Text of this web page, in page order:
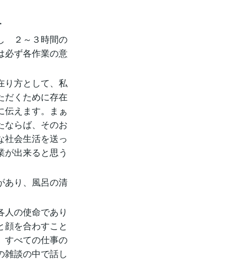
２～３時間の
必ず各作業の意
り方として、私
だくために存在
伝えます。まぁ
ならば、そのお
社会生活を送っ
出来ると思う
あり、風呂の清
の使命であり
を合わすこと
すべての仕事の
雑談の中で話し